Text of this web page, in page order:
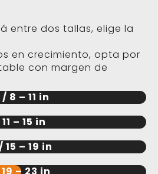
entre dos tallas, elige la
en crecimiento, opta por
con margen de
8 – 11 in
– 15 in
– 19 in